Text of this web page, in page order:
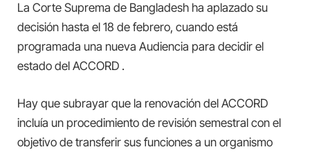
La Corte Suprema de Bangladesh ha aplazado su
decisión hasta el 18 de febrero, cuando está
programada una nueva Audiencia para decidir el
estado del ACCORD .
Hay que subrayar que la renovación del ACCORD
incluía un procedimiento de revisión semestral con el
objetivo de transferir sus funciones a un organismo